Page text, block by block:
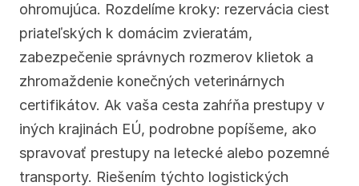
ohromujúca. Rozdelíme kroky: rezervácia ciest
priateľských k domácim zvieratám,
zabezpečenie správnych rozmerov klietok a
zhromaždenie konečných veterinárnych
certifikátov. Ak vaša cesta zahŕňa prestupy v
iných krajinách EÚ, podrobne popíšeme, ako
spravovať prestupy na letecké alebo pozemné
transporty. Riešením týchto logistických